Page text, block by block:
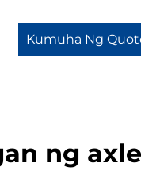
Kumuha Ng
ng axle